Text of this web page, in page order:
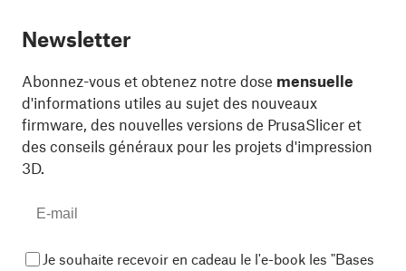
Newsletter
Abonnez-vous et obtenez notre dose mensuelle
d'informations utiles au sujet des nouveaux
firmware, des nouvelles versions de PrusaSlicer et
des conseils généraux pour les projets d'impression
3D.
Je souhaite recevoir en cadeau le l'e-book les "Bases